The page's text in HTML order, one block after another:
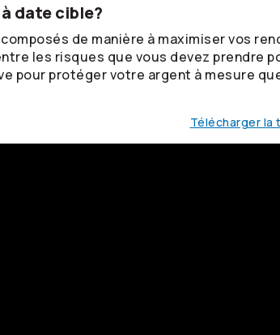
date cible?
de manière à maximiser vos
les risques que vous devez prendre
pour protéger votre argent à mesure
Télécharger la